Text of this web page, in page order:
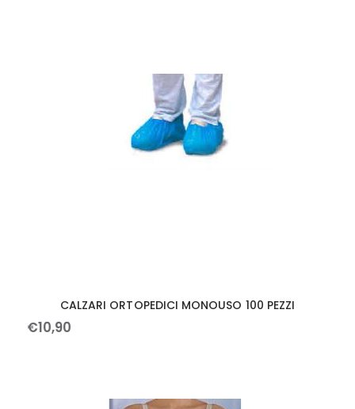
CALZARI ORTOPEDICI MONOUSO 100 PEZZI
€10,90